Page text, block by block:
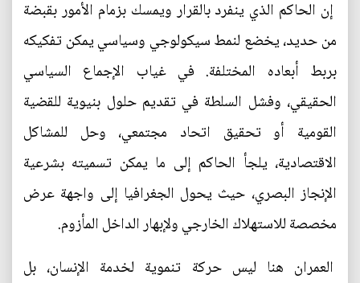
إن الحاكم الذي ينفرد بالقرار ويمسك بزمام الأمور بقبضة
من حديد، يخضع لنمط سيكولوجي وسياسي يمكن تفكيكه
بربط أبعاده المختلفة. في غياب الإجماع السياسي
الحقيقي، وفشل السلطة في تقديم حلول بنيوية للقضية
القومية أو تحقيق اتحاد مجتمعي، وحل للمشاكل
الاقتصادية، يلجأ الحاكم إلى ما يمكن تسميته بشرعية
الإنجاز البصري، حيث يحول الجغرافيا إلى واجهة عرض
مخصصة للاستهلاك الخارجي ولإبهار الداخل المأزوم.
العمران هنا ليس حركة تنموية لخدمة الإنسان، بل